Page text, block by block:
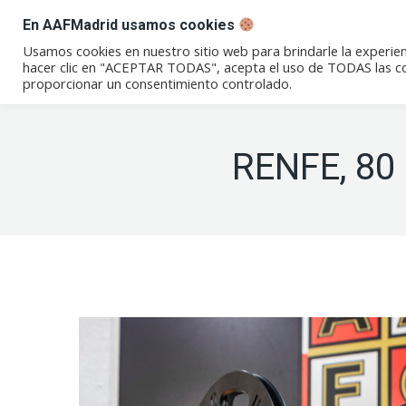
Conócenos Eventos
RENFE,
En AAFMadrid usamos cookies
Usamos cookies en nuestro sitio web para brindarle la
hacer clic en "ACEPTAR TODAS", acepta el uso de TODAS
proporcionar un consentimiento controlado.